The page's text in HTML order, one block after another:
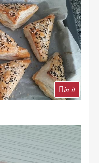
in it